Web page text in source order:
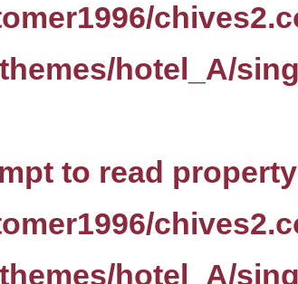
hotel_A/
to read
hotel_A/